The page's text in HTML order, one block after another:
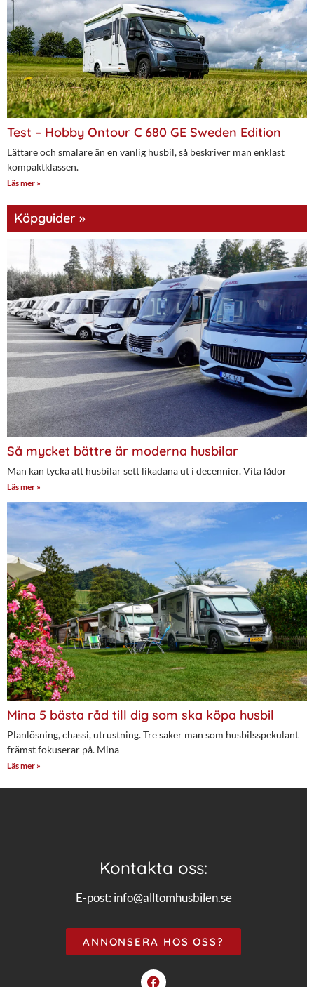
Test – Hobby Ontour C 680 GE Sweden Edition
Lättare och smalare än en vanlig husbil, så beskriver man enklast
kompaktklassen.
Läs mer »
Köpguider »
Så mycket bättre är moderna husbilar
Man kan tycka att husbilar sett likadana ut i decennier. Vita lådor
Läs mer »
Mina 5 bästa råd till dig som ska köpa husbil
Planlösning, chassi, utrustning. Tre saker man som husbilsspekulant
främst fokuserar på. Mina
Läs mer »
Kontakta oss:
E-post: info@alltomhusbilen.se
ANNONSERA HOS OSS?